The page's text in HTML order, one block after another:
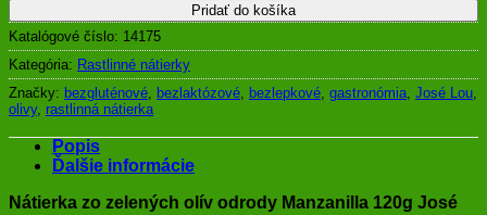
Pridať do košíka
Katalógové číslo: 14175
Kategória: Rastlinné nátierky
Značky: bezgluténové bezlaktózové bezlepkové gastronómia José Lou
olivy, rastlinná nátierka
Popis
Ďalšie informácie
Nátierka zo zelených olív odrody Manzanilla 120g José